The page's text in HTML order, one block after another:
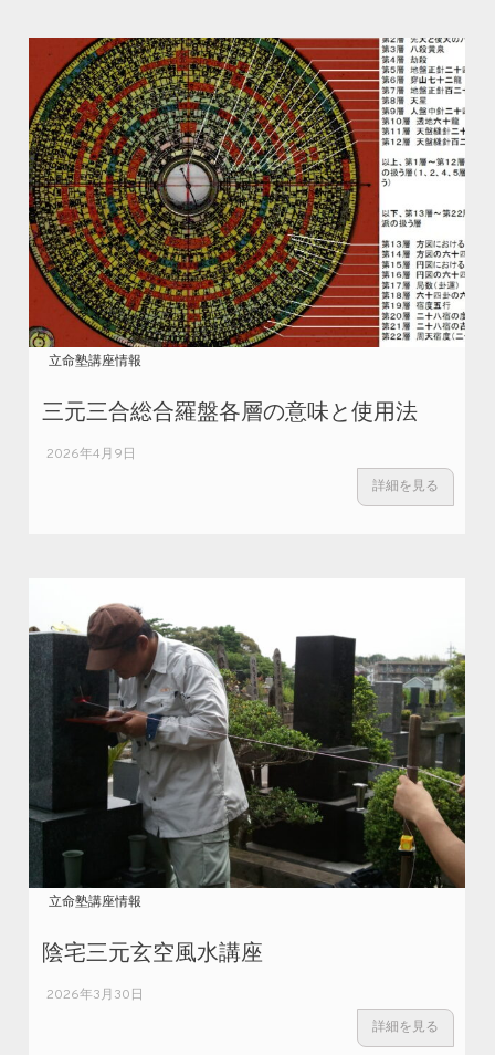
立命塾講座情報
三元三合総合羅盤各層の意味と使用法
2026年4月9日
詳細を見る
立命塾講座情報
陰宅三元玄空風水講座
2026年3月30日
詳細を見る